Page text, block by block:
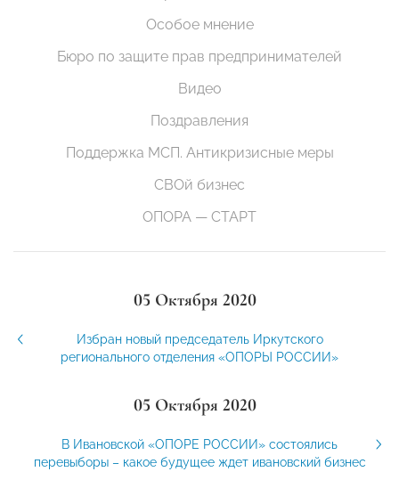
Особое мнение
Бюро по защите прав предпринимателей
Видео
Поздравления
Поддержка МСП. Антикризисные меры
СВОй бизнес
ОПОРА — СТАРТ
05 Октября 2020
Избран новый председатель Иркутского
регионального отделения «ОПОРЫ РОССИИ»
05 Октября 2020
В Ивановской «ОПОРЕ РОССИИ» состоялись
перевыборы – какое будущее ждет ивановский бизнес